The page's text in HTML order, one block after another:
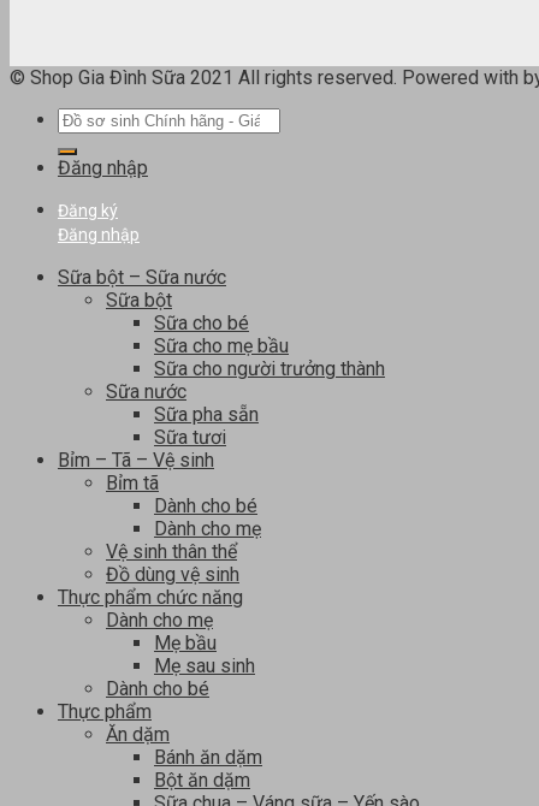
© Shop Gia Đình Sữa 2021 All rights reserved. Powered with
Tìm
Đăng nhập
Đăng ký
Đăng nhập
Sữa bột – Sữa nước
Sữa bột
Sữa cho bé
Sữa cho mẹ bầu
Sữa cho người trưởng thành
Sữa nước
Sữa pha sẵn
Sữa tươi
Bỉm – Tã – Vệ sinh
Bỉm tã
Dành cho bé
Dành cho mẹ
Vệ sinh thân thể
Đồ dùng vệ sinh
Thực phẩm chức năng
Dành cho mẹ
Mẹ bầu
Mẹ sau sinh
Dành cho bé
Thực phẩm
Ăn dặm
Bánh ăn dặm
Bột ăn dặm